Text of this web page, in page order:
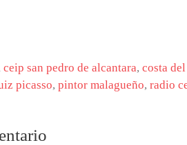
ceip san pedro de alcantara, costa
picasso, pintor malagueño, radio